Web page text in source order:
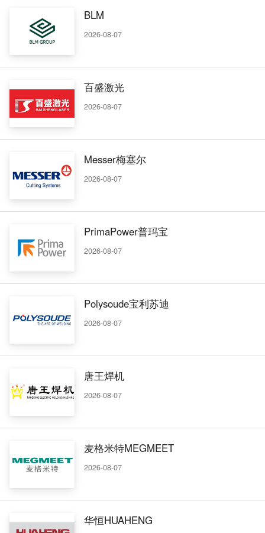
BLM
2026-08-07
百盛激光
2026-08-07
Messer梅塞尔
2026-08-07
PrimaPower普玛宝
2026-08-07
Polysoude宝利苏迪
2026-08-07
唐王焊机
2026-08-07
麦格米特MEGMEET
2026-08-07
华恒HUAHENG